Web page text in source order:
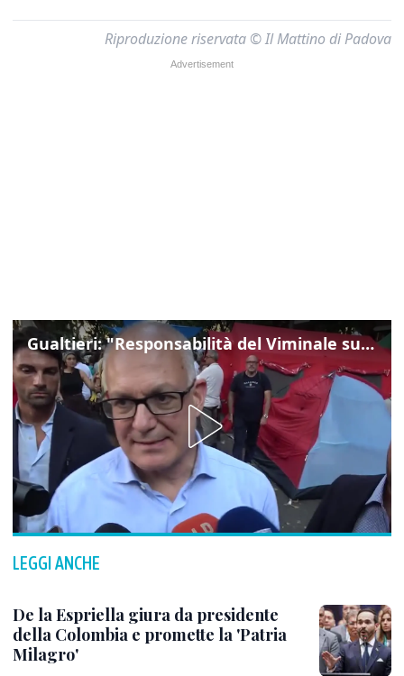
Riproduzione riservata © Il Mattino di Padova
Gualtieri: "Responsabilità del Viminale su Spin Time? La posizione dei partiti è nota"
LEGGI ANCHE
De la Espriella giura da presidente
della Colombia e promette la 'Patria
Milagro'